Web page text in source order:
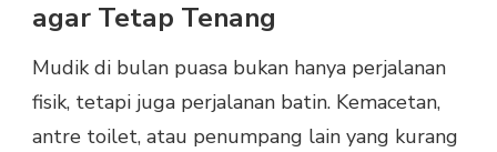
agar Tetap Tenang
Mudik di bulan puasa bukan hanya perjalanan
fisik, tetapi juga perjalanan batin. Kemacetan,
antre toilet, atau penumpang lain yang kurang